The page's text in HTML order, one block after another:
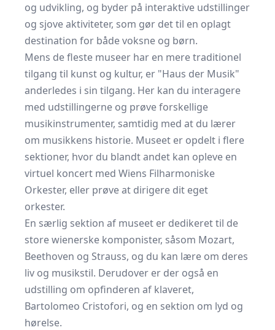
og udvikling, og byder på interaktive udstillinger
og sjove aktiviteter, som gør det til en oplagt
destination for både voksne og børn.
Mens de fleste museer har en mere traditionel
tilgang til kunst og kultur, er "Haus der Musik"
anderledes i sin tilgang. Her kan du interagere
med udstillingerne og prøve forskellige
musikinstrumenter, samtidig med at du lærer
om musikkens historie. Museet er opdelt i flere
sektioner, hvor du blandt andet kan opleve en
virtuel koncert med Wiens Filharmoniske
Orkester, eller prøve at dirigere dit eget
orkester.
En særlig sektion af museet er dedikeret til de
store wienerske komponister, såsom Mozart,
Beethoven og Strauss, og du kan lære om deres
liv og musikstil. Derudover er der også en
udstilling om opfinderen af klaveret,
Bartolomeo Cristofori, og en sektion om lyd og
hørelse.